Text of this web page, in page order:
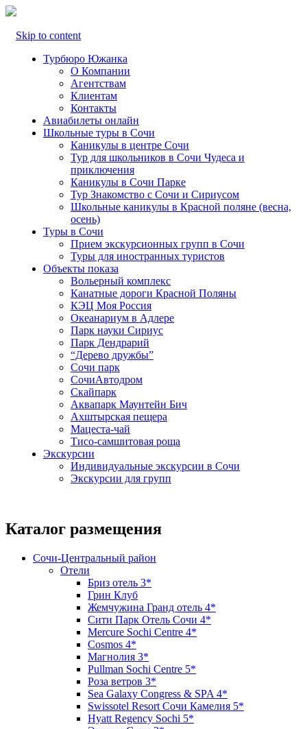
Skip to content
Турбюро Южанка
О Компании
Агентствам
Клиентам
Контакты
Авиабилеты онлайн
Школьные туры в Сочи
Каникулы в центре Сочи
Тур для школьников в Сочи Чудеса и
приключения
Каникулы в Сочи Парке
Тур Знакомство с Сочи и Сириусом
Школьные каникулы в Красной поляне (весна,
осень)
Туры в Сочи
Прием экскурсионных групп в Сочи
Туры для иностранных туристов
Объекты показа
Вольерный комплекс
Канатные дороги Красной Поляны
КЭЦ Моя Россия
Океанариум в Адлере
Парк науки Сириус
Парк Дендрарий
“Дерево дружбы”
Сочи парк
СочиАвтодром
Скайпарк
Аквапарк Маунтейн Бич
Ахштырская пещера
Мацеста-чай
Тисо-самшитовая роща
Экскурсии
Индивидуальные экскурсии в Сочи
Экскурсии для групп
Каталог размещения
Сочи-Центральный район
Отели
Бриз отель 3*
Грин Клуб
Жемчужина Гранд отель 4*
Сити Парк Отель Сочи 4*
Mercure Sochi Centre 4*
Cosmos 4*
Магнолия 3*
Pullman Sochi Сеntre 5*
Роза ветров 3*
Sea Galaxy Congress & SPA 4*
Swissotel Resort Сочи Камелия 5*
Hyatt Regency Sochi 5*